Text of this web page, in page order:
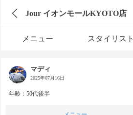
Jour イオンモールKYOTO店
メニュー スタイリスト
マディ
2025年07月16日
年齢：50代後半